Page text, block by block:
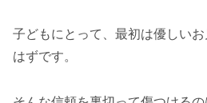
子どもにとって、最初は優しい
はずです。